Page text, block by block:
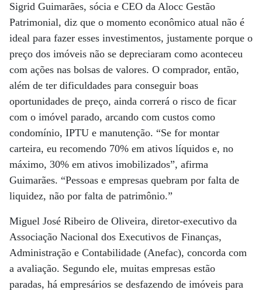
Sigrid Guimarães, sócia e CEO da Alocc Gestão
Patrimonial, diz que o momento econômico atual não é
ideal para fazer esses investimentos, justamente porque o
preço dos imóveis não se depreciaram como aconteceu
com ações nas bolsas de valores. O comprador, então,
além de ter dificuldades para conseguir boas
oportunidades de preço, ainda correrá o risco de ficar
com o imóvel parado, arcando com custos como
condomínio, IPTU e manutenção. “Se for montar
carteira, eu recomendo 70% em ativos líquidos e, no
máximo, 30% em ativos imobilizados”, afirma
Guimarães. “Pessoas e empresas quebram por falta de
liquidez, não por falta de patrimônio.”
Miguel José Ribeiro de Oliveira, diretor-executivo da
Associação Nacional dos Executivos de Finanças,
Administração e Contabilidade (Anefac), concorda com
a avaliação. Segundo ele, muitas empresas estão
paradas, há empresários se desfazendo de imóveis para